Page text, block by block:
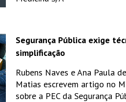
Segurança Pública exige
simplificação
Rubens Naves e Ana Paula
Matias escrevem artigo no
sobre a PEC da Segurança